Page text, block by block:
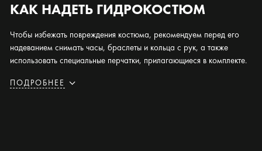
КАК НАДЕТЬ ГИДРОКОСТЮМ
Чтобы избежать повреждения костюма, рекомендуем перед его
надеванием снимать часы, браслеты и кольца с рук, а также
использовать специальные перчатки, прилагающиеся в комплекте.
ПОДРОБНЕЕ